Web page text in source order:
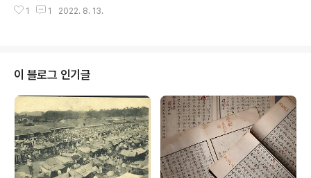
만들더라. 그때 나는 종교담당 문화부장이었는데 더불당은
고인돌 그 복원정비 자문에는 현직 문화재청 문화재위원
둘은 자칫 그 불똥이 자신들한테 튈 것을 우려한 때문인지,
혹은 다른 이유 때문인지 알 수는 없지만, 나는 그런 식으로
복원정비를 자문한 적이 없다고 변명하느라 여념이 없다는
말만 요란하게 들린다. 하지만 이번 사태에서 가장 큰 문제
는 현직 문화재위원의 그런 자문은 그 자체가 이해충돌에
해당하는 사안으로서, 해서는 안 될..
1 1 2022. 8. 13.
이 블로그 인기글